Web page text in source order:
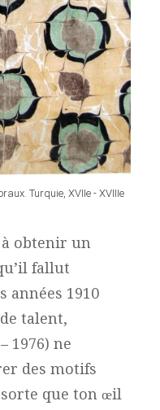
Turquie, XVIIe - XVIIIe
obtenir un
fallut
années 1910
talent,
1976) ne
des motifs
que ton œil